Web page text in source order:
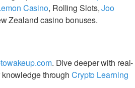
Casino, Rolling Slots,Joo
Zealand casino bonuses.
. Dive deeper with real-
through Crypto Learning